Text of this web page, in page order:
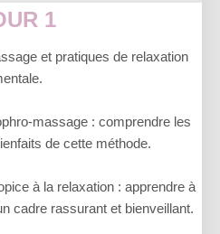
1
et pratiques de relaxation
massage : comprendre les
de cette méthode.
à la relaxation : apprendre à
cadre rassurant et bienveillant.